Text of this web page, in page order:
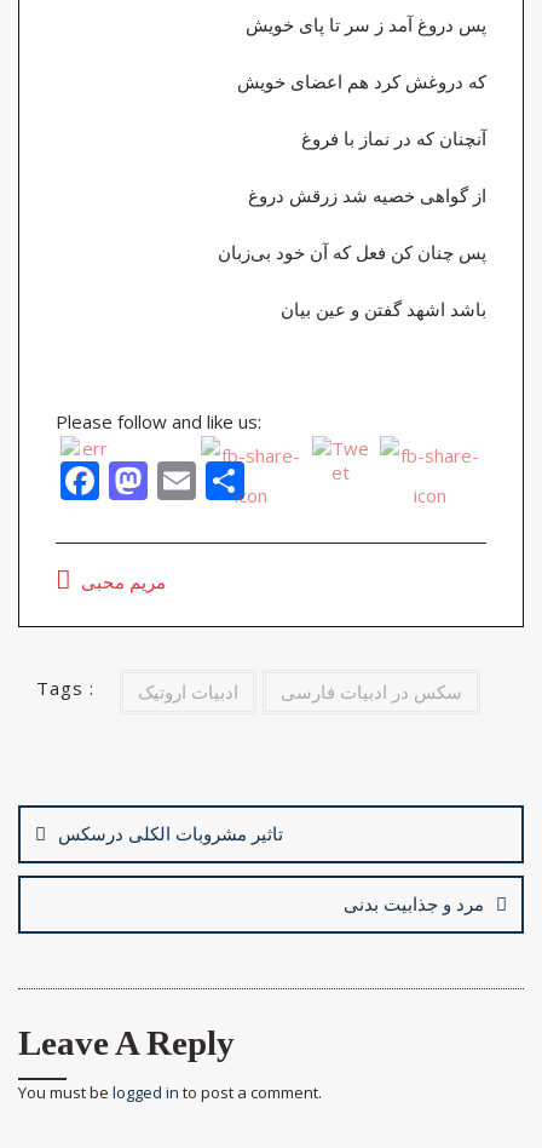
پس دروغ آمد ز سر تا پای خویش
که دروغش کرد هم اعضای خویش
آنچنان که در نماز با فروغ
از گواهی خصیه شد زرقش دروغ
پس چنان کن فعل که آن خود بی‌زبان
باشد اشهد گفتن و عین بیان
Please follow and like us:
F
ac
e
b
o
M
as
to
d
o
n
E
m
ai
S
h
ar مریم محبی
Tags : ادبیات اروتیک سکس در ادبیات فارسی
navigation
تاثیر مشروبات الکلی درسکس
مرد و جذابیت بدنی
Leave A Reply
You must be logged in to post a comment.